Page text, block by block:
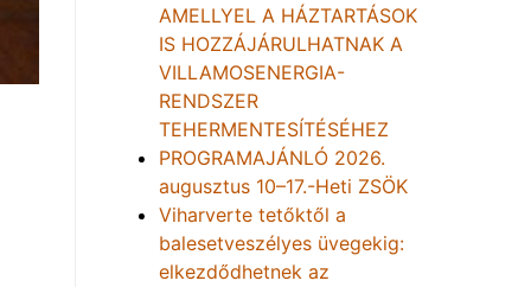
AMELLYEL A HÁZTARTÁSOK
IS HOZZÁJÁRULHATNAK A
VILLAMOSENERGIA-
RENDSZER
TEHERMENTESÍTÉSÉHEZ
PROGRAMAJÁNLÓ 2026.
augusztus 10–17.-Heti ZSÖK
Viharverte tetőktől a
balesetveszélyes üvegekig:
elkezdődhetnek az